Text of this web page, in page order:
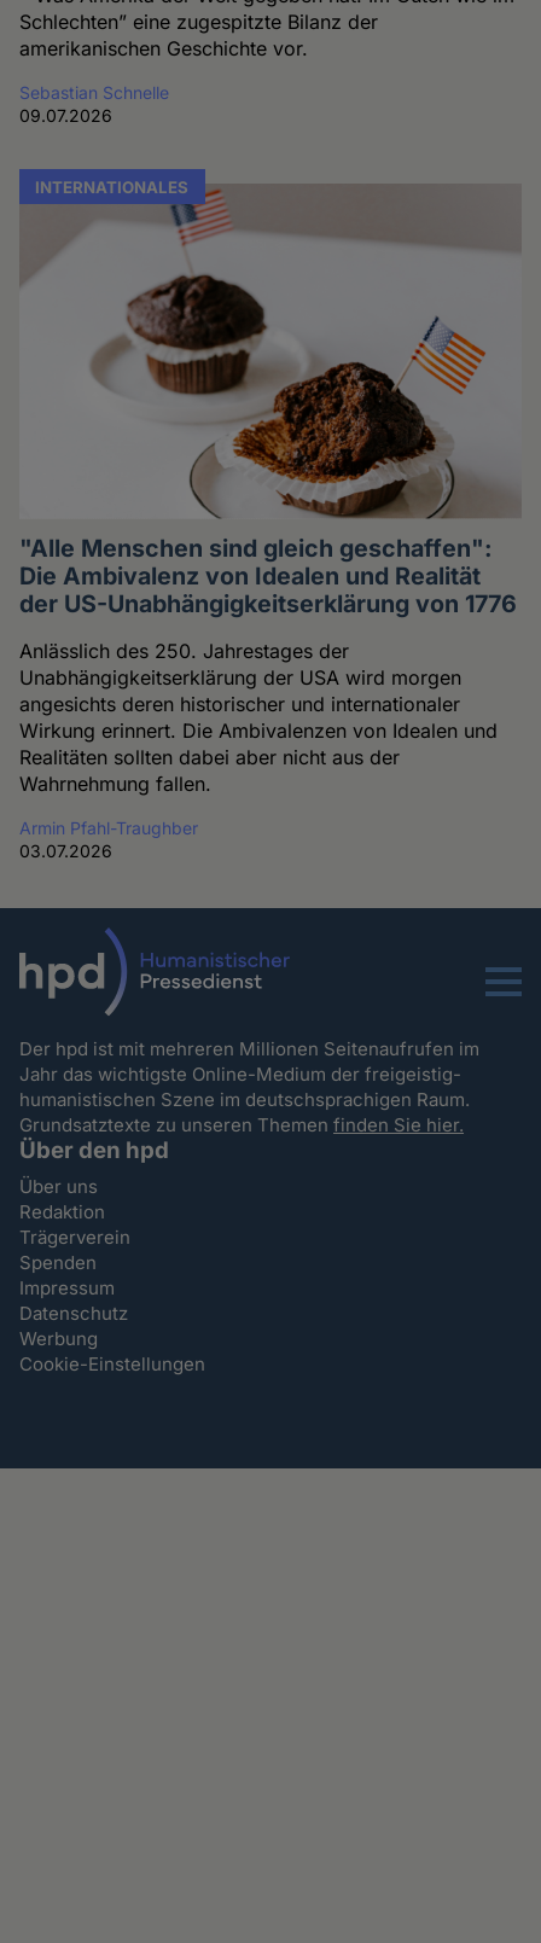
Schlechten” eine zugespitzte Bilanz der
amerikanischen Geschichte vor.
Sebastian Schnelle
09.07.2026
INTERNATIONALES
"Alle Menschen sind gleich geschaffen":
Die Ambivalenz von Idealen und Realität
der US-Unabhängigkeitserklärung von 1776
Anlässlich des 250. Jahrestages der
Unabhängigkeitserklärung der USA wird morgen
angesichts deren historischer und internationaler
Wirkung erinnert. Die Ambivalenzen von Idealen und
Realitäten sollten dabei aber nicht aus der
Wahrnehmung fallen.
Armin Pfahl-Traughber
03.07.2026
Menu
Der hpd ist mit mehreren Millionen Seitenaufrufen im
Jahr das wichtigste Online-Medium der freigeistig-
humanistischen Szene im deutschsprachigen Raum.
Grundsatztexte zu unseren Themenfinden Sie hier.
Über den hpd
Über uns
Redaktion
Trägerverein
Spenden
Impressum
Datenschutz
Werbung
Cookie-Einstellungen